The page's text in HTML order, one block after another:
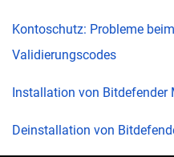
Kontoschutz: Probleme
Validierungscodes
Installation von Bitdefender
Deinstallation von